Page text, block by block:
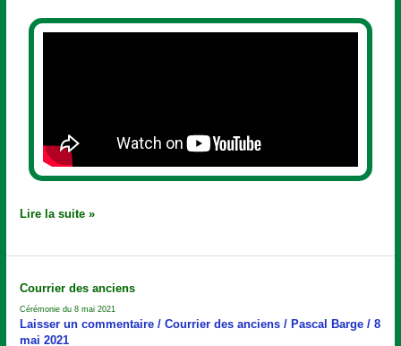
Lire la suite »
Courrier des anciens
Cérémonie du 8 mai 2021
Laisser un commentaire /Courrier des anciens / Pascal Barge/8
mai 2021
Cérémonie
du
8
mai